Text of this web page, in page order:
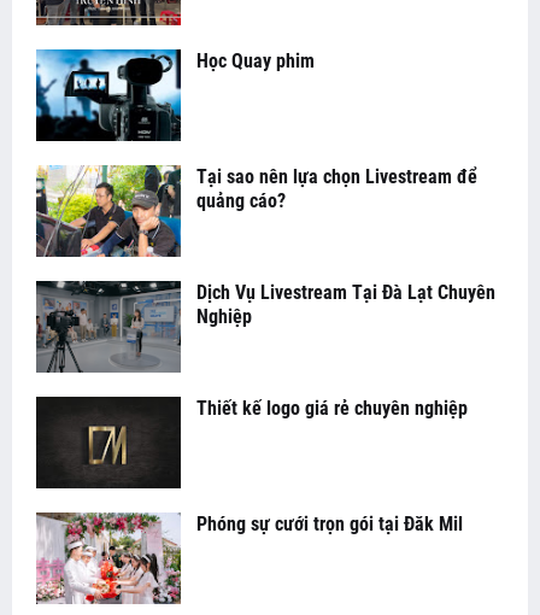
Học Quay phim
Tại sao nên lựa chọn Livestream để
quảng cáo?
Dịch Vụ Livestream Tại Đà Lạt Chuyên
Nghiệp
Thiết kế logo giá rẻ chuyên nghiệp
Phóng sự cưới trọn gói tại Đăk Mil